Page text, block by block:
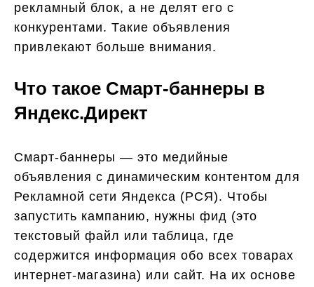
рекламный блок, а не делят его с
конкурентами. Такие объявления
привлекают больше внимания.
Что такое Смарт-баннеры в
Яндекс.Директ
Смарт-баннеры — это медийные
объявления с динамическим контентом для
Рекламной сети Яндекса (РСЯ). Чтобы
запустить кампанию, нужны фид (это
текстовый файл или таблица, где
содержится информация обо всех товарах
интернет-магазина) или сайт. На их основе